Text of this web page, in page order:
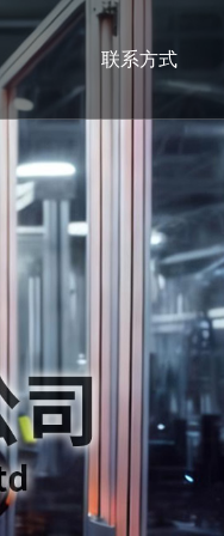
联系方式